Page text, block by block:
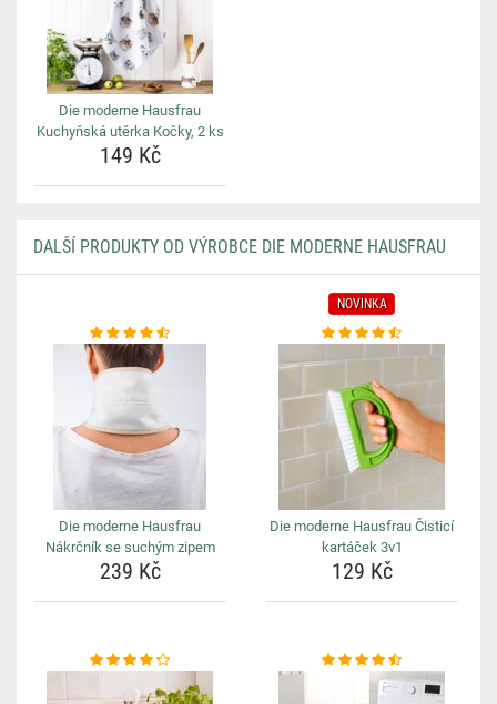
Die moderne Hausfrau
Kuchyňská utěrka Kočky, 2 ks
149 Kč
DALŠÍ PRODUKTY OD VÝROBCE DIE MODERNE HAUSFRAU
Die moderne Hausfrau
Nákrčník se suchým zipem
239 Kč
NOVINKA
Die moderne Hausfrau Čisticí
kartáček 3v1
129 Kč